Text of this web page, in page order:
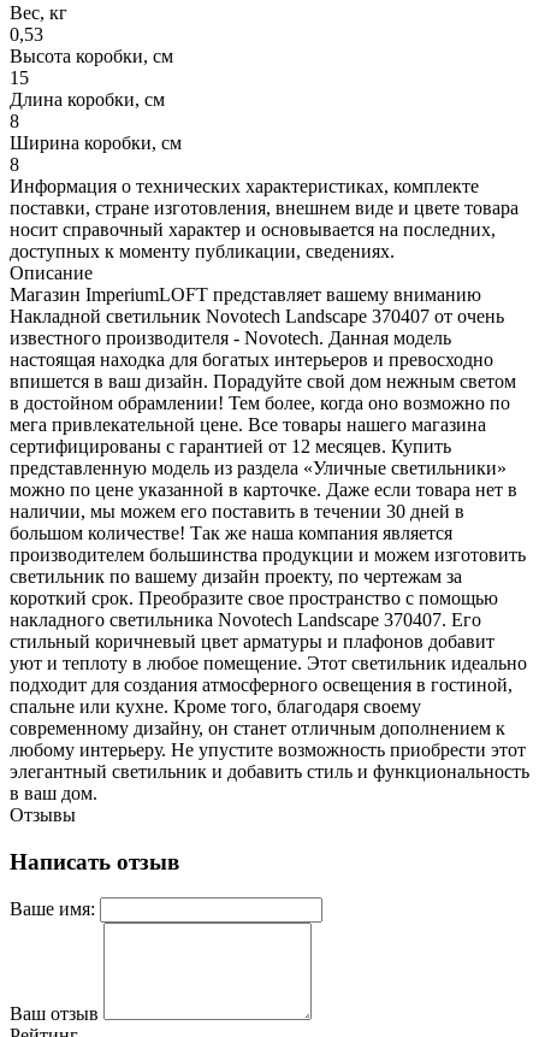
Вес, кг
0,53
Высота коробки, см
15
Длина коробки, см
8
Ширина коробки, см
8
Информация о технических характеристиках, комплекте
поставки, стране изготовления, внешнем виде и цвете товара
носит справочный характер и основывается на последних,
доступных к моменту публикации, сведениях.
Описание
Магазин ImperiumLOFT представляет вашему вниманию
Накладной светильник Novotech Landscape 370407 от очень
известного производителя - Novotech. Данная модель
настоящая находка для богатых интерьеров и превосходно
впишется в ваш дизайн. Порадуйте свой дом нежным светом
в достойном обрамлении! Тем более, когда оно возможно по
мега привлекательной цене. Все товары нашего магазина
сертифицированы с гарантией от 12 месяцев. Купить
представленную модель из раздела «Уличные светильники»
можно по цене указанной в карточке. Даже если товара нет в
наличии, мы можем его поставить в течении 30 дней в
большом количестве! Так же наша компания является
производителем большинства продукции и можем изготовить
светильник по вашему дизайн проекту, по чертежам за
короткий срок. Преобразите свое пространство с помощью
накладного светильника Novotech Landscape 370407. Его
стильный коричневый цвет арматуры и плафонов добавит
уют и теплоту в любое помещение. Этот светильник идеально
подходит для создания атмосферного освещения в гостиной,
спальне или кухне. Кроме того, благодаря своему
современному дизайну, он станет отличным дополнением к
любому интерьеру. Не упустите возможность приобрести этот
элегантный светильник и добавить стиль и функциональность
в ваш дом.
Отзывы
Написать отзыв
Ваше имя:
Ваш отзыв